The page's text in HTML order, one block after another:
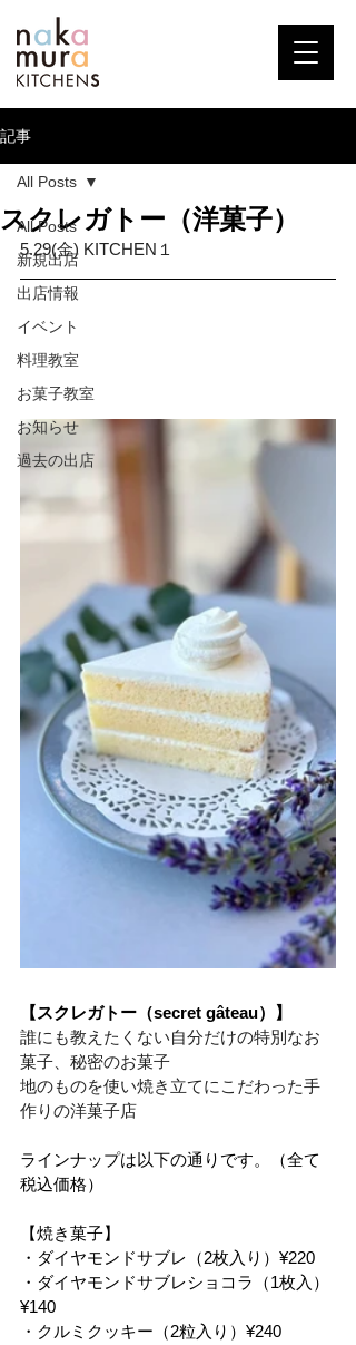
記事
All Posts
新規出店
出店情報
イベント
料理教室
お菓子教室
お知らせ
過去の出店
All Posts
スクレガトー（洋菓子）
5.29(金) KITCHEN１
【スクレガトー（secret gâteau）】
誰にも教えたくない自分だけの特別なお
菓子、秘密のお菓子
地のものを使い焼き立てにこだわった手
作りの洋菓子店
ラインナップは以下の通りです。（全て
税込価格）
【焼き菓子】
・ダイヤモンドサブレ（2枚入り）¥220
・ダイヤモンドサブレショコラ（1枚入）
¥140
・クルミクッキー（2粒入り）¥240